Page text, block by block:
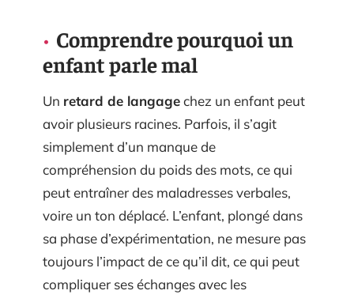
Comprendre pourquoi un
enfant parle mal
Un retard de langagechez un enfant peut
avoir plusieurs racines. Parfois, il s’agit
simplement d’un manque de
compréhension du poids des mots, ce qui
peut entraîner des maladresses verbales,
voire un ton déplacé. L’enfant, plongé dans
sa phase d’expérimentation, ne mesure pas
toujours l’impact de ce qu’il dit, ce qui peut
compliquer ses échanges avec les